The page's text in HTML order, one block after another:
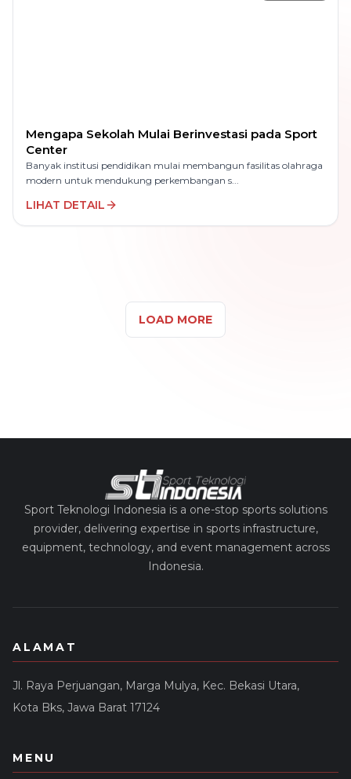
Mengapa Sekolah Mulai Berinvestasi pada Sport
Center
Banyak institusi pendidikan mulai membangun fasilitas olahraga
modern untuk mendukung perkembangan s...
LIHAT DETAIL
LOAD MORE
Sport Teknologi Indonesia is a one-stop sports solutions
provider, delivering expertise in sports infrastructure,
equipment, technology, and event management across
Indonesia.
ALAMAT
Jl. Raya Perjuangan, Marga Mulya, Kec. Bekasi Utara,
Kota Bks, Jawa Barat 17124
MENU